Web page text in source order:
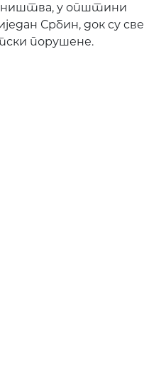
у општини
Србин, док су све
порушене.